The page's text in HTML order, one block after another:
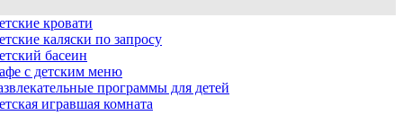
кровати
каляски по запросу
басеин
с детским меню
программы для детей
игравшая комната